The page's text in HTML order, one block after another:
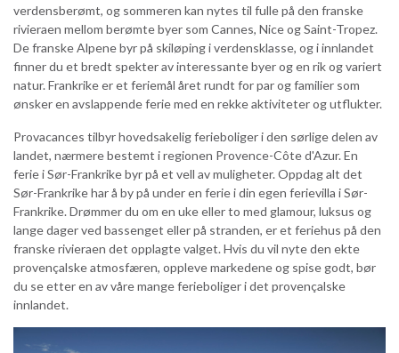
verdensberømt, og sommeren kan nytes til fulle på den franske
rivieraen mellom berømte byer som Cannes, Nice og Saint-Tropez.
De franske Alpene byr på skiløping i verdensklasse, og i innlandet
finner du et bredt spekter av interessante byer og en rik og variert
natur. Frankrike er et feriemål året rundt for par og familier som
ønsker en avslappende ferie med en rekke aktiviteter og utflukter.
Provacances tilbyr hovedsakelig ferieboliger i den sørlige delen av
landet, nærmere bestemt i regionen Provence-Côte d'Azur. En
ferie i Sør-Frankrike byr på et vell av muligheter. Oppdag alt det
Sør-Frankrike har å by på under en ferie i din egen ferievilla i Sør-
Frankrike. Drømmer du om en uke eller to med glamour, luksus og
lange dager ved bassenget eller på stranden, er et feriehus på den
franske rivieraen det opplagte valget. Hvis du vil nyte den ekte
provençalske atmosfæren, oppleve markedene og spise godt, bør
du se etter en av våre mange ferieboliger i det provençalske
innlandet.